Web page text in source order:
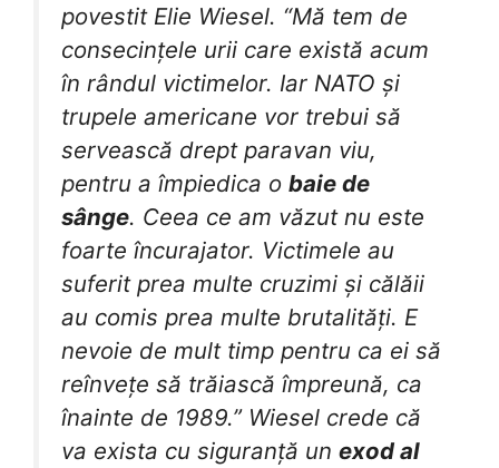
povestit Elie Wiesel. “Mă tem de
consecințele urii care există acum
în rândul victimelor. Iar NATO și
trupele americane vor trebui să
servească drept paravan viu,
pentru a împiedica o baie de
sânge. Ceea ce am văzut nu este
foarte încurajator. Victimele au
suferit prea multe cruzimi și călăii
au comis prea multe brutalități. E
nevoie de mult timp pentru ca ei să
reînvețe să trăiască împreună, ca
înainte de 1989.” Wiesel crede că
va exista cu siguranță un exod al